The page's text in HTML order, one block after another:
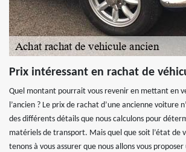
Prix intéressant en rachat de
Quel montant pourrait vous revenir en mettant en
l’ancien ? Le prix de rachat d’une ancienne voiture
des différents détails que nous calculons pour
matériels de transport. Mais quel que soit l’état de
tenons à vous assurer que nous allons vous